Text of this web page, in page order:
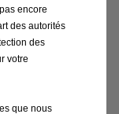
de capacité
du véhicule.
encore
des autorités
des
votre
que nous